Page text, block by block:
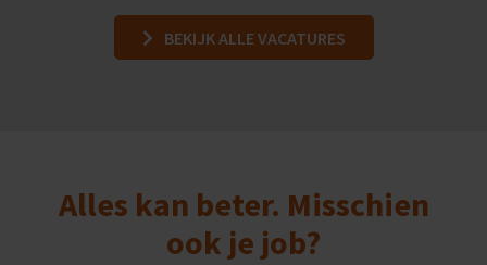
BEKIJK ALLE VACATURES
Alles kan beter. Misschien
ook je job?